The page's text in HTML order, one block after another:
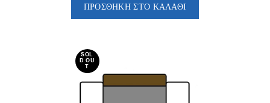
ΠΡΟΣΘΉΚΗ ΣΤΟ ΚΑΛΆΘΙ
SOL
D OU
T